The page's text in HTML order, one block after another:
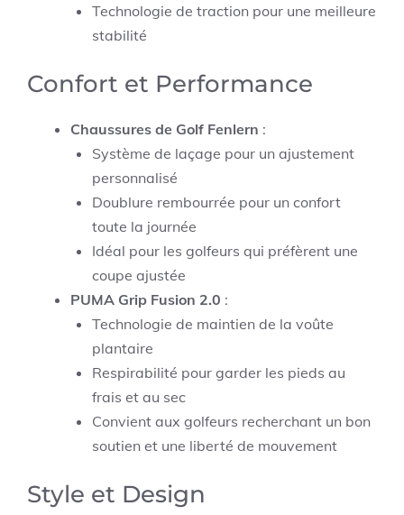
Technologie de traction pour une meilleure
stabilité
Confort et Performance
Chaussures de Golf Fenlern :
Système de laçage pour un ajustement
personnalisé
Doublure rembourrée pour un confort
toute la journée
Idéal pour les golfeurs qui préfèrent une
coupe ajustée
PUMA Grip Fusion 2.0 :
Technologie de maintien de la voûte
plantaire
Respirabilité pour garder les pieds au
frais et au sec
Convient aux golfeurs recherchant un bon
soutien et une liberté de mouvement
Style et Design